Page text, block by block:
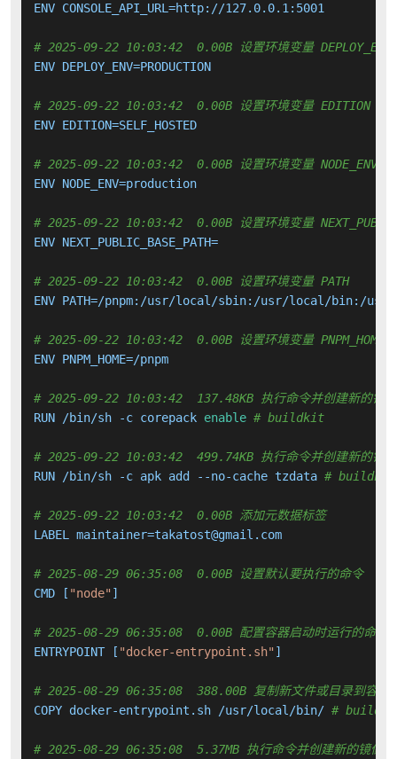
ENV CONSOLE_API_URL=http://127.0.0.1:5001
# 2025-09-22 10:03:42  0.00B 设置环境变量 DEPLOY_ENV
ENV DEPLOY_ENV=PRODUCTION
# 2025-09-22 10:03:42  0.00B 设置环境变量 EDITION
ENV EDITION=SELF_HOSTED
# 2025-09-22 10:03:42  0.00B 设置环境变量 NODE_ENV
ENV NODE_ENV=production
# 2025-09-22 10:03:42  0.00B 设置环境变量
ENV NEXT_PUBLIC_BASE_PATH=
# 2025-09-22 10:03:42  0.00B 设置环境变量 PATH
ENV PATH=/pnpm:/usr/local/sbin:/usr/local/bin:/
# 2025-09-22 10:03:42  0.00B 设置环境变量 PNPM_HOME
ENV PNPM_HOME=/pnpm
# 2025-09-22 10:03:42  137.48KB 执行命令并创建新的镜
RUN /bin/sh -c corepack enable # buildkit
# 2025-09-22 10:03:42  499.74KB 执行命令并创建新的镜
RUN /bin/sh -c apk add --no-cache tzdata # buildkit
# 2025-09-22 10:03:42  0.00B 添加元数据标签
LABEL maintainer=takatost@gmail.com
# 2025-08-29 06:35:08  0.00B 设置默认要执行的命令
CMD [ "node" ]
# 2025-08-29 06:35:08  0.00B 配置容器启动时运行的命令
ENTRYPOINT [ "docker-entrypoint.sh" ]
# 2025-08-29 06:35:08  388.00B 复制新文件或目录到容器
COPY docker-entrypoint.sh /usr/local/bin/ #
# 2025-08-29 06:35:08  5.37MB 执行命令并创建新的镜像层